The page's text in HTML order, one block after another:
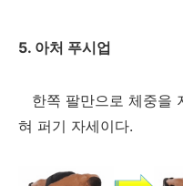
5. 아처 푸시업
한쪽 팔만으로 체중을
혀 퍼기 자세이다.